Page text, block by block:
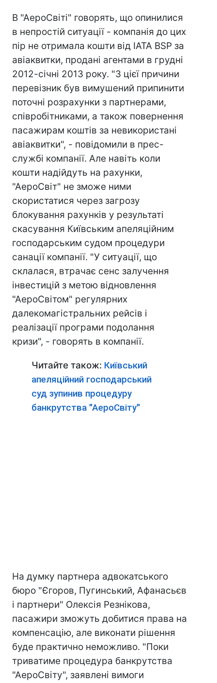
В "АероСвіті" говорять, що опинилися
в непростій ситуації - компанія до цих
пір не отримала кошти від IATA BSP за
авіаквитки, продані агентами в грудні
2012-січні 2013 року. "З цієї причини
перевізник був вимушений припинити
поточні розрахунки з партнерами,
співробітниками, а також повернення
пасажирам коштів за невикористані
авіаквитки", - повідомили в прес-
службі компанії. Але навіть коли
кошти надійдуть на рахунки,
"АероСвіт" не зможе ними
скористатися через загрозу
блокування рахунків у результаті
скасування Київським апеляційним
господарським судом процедури
санації компанії. "У ситуації, що
склалася, втрачає сенс залучення
інвестицій з метою відновлення
"АероСвітом" регулярних
далекомагістральних рейсів і
реалізації програми подолання
кризи", - говорять в компанії.
Читайте також: Київський
апеляційний господарський
суд зупинив процедуру
банкрутства "АероСвіту"
На думку партнера адвокатського
бюро "Єгоров, Пугинський, Афанасьєв
і партнери" Олексія Резнікова,
пасажири зможуть добитися права на
компенсацію, але виконати рішення
буде практично неможливо. "Поки
триватиме процедура банкрутства
"АероСвіту", заявлені вимоги